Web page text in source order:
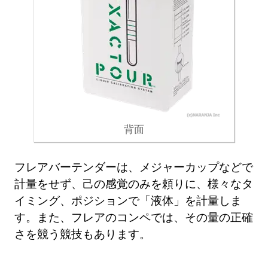
背面
フレアバーテンダーは、メジャーカップなどで
計量をせず、己の感覚のみを頼りに、様々なタ
イミング、ポジションで「液体」を計量しま
す。また、フレアのコンペでは、その量の正確
さを競う競技もあります。